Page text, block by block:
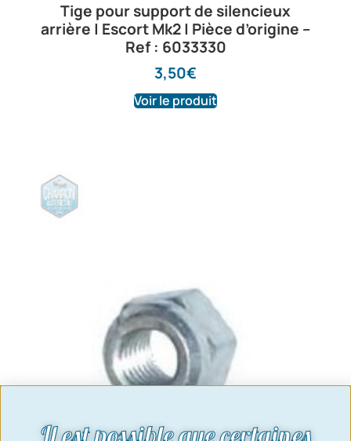
Tige pour support de silencieux
arrière | Escort Mk2 | Pièce d’origine –
Ref : 6033330
3,50€
Voir le produit